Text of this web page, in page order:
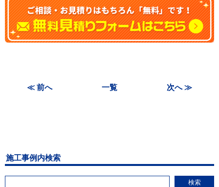
≪ 前へ 一覧 次へ ≫
施工事例内検索
検索